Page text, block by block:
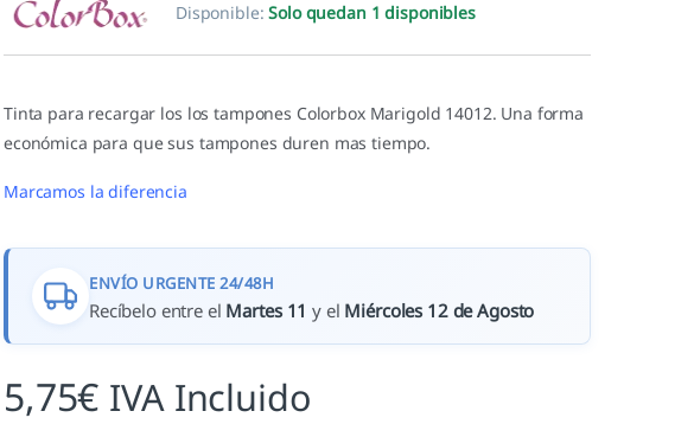
Disponible:Solo quedan 1 disponibles
Tinta para recargar los los tampones Colorbox Marigold 14012. Una forma
económica para que sus tampones duren mas tiempo.
Marcamos la diferencia
ENVÍO URGENTE 24/48H
Recíbelo entre el Martes 11 y el Miércoles 12 de Agosto
5,75€ IVA Incluido